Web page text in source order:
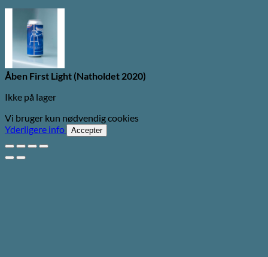
Åben First Light (Natholdet 2020)
Ikke på lager
Vi bruger kun nødvendig cookies
Yderligere info
Accepter